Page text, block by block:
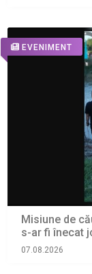
EVENIMENT
Misiune de
s-ar fi înecat
07.08.2026